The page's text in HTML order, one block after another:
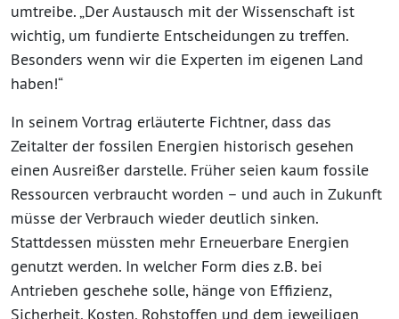
umtreibe. „Der Austausch mit der Wissenschaft ist
wichtig, um fundierte Entscheidungen zu treffen.
Besonders wenn wir die Experten im eigenen Land
haben!“
In seinem Vortrag erläuterte Fichtner, dass das
Zeitalter der fossilen Energien historisch gesehen
einen Ausreißer darstelle. Früher seien kaum fossile
Ressourcen verbraucht worden – und auch in Zukunft
müsse der Verbrauch wieder deutlich sinken.
Stattdessen müssten mehr Erneuerbare Energien
genutzt werden. In welcher Form dies z.B. bei
Antrieben geschehe solle, hänge von Effizienz,
Sicherheit, Kosten, Rohstoffen und dem jeweiligen